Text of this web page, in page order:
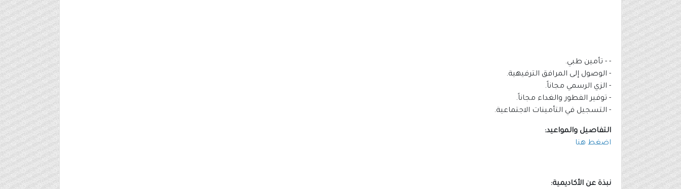
- - تأمين طبي.
- الوصول إلى المرافق الترفيهية.
- الزي الرسمي مجاناً.
- توفير الفطور والغداء مجاناً.
- التسجيل في التأمينات الاجتماعية.
التفاصيل والمواعيد:
اضغط هنا
نبذة عن الأكاديمية: